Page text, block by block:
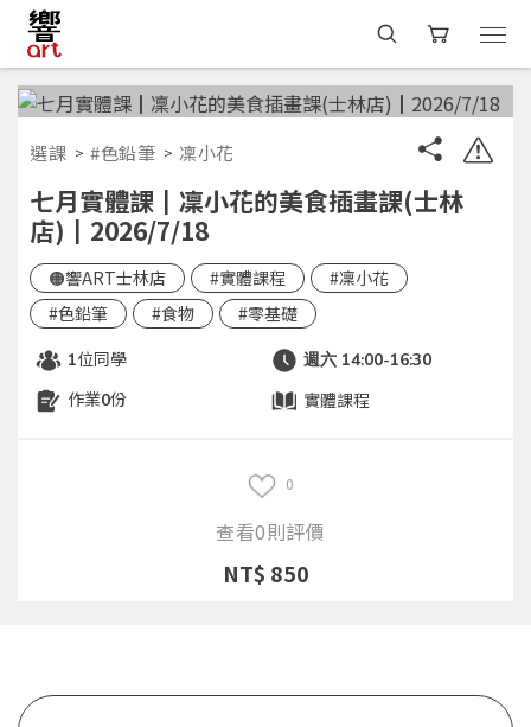
選課 #色鉛筆 凜小花
七月實體課┃凜小花的美食插畫課(士林
店)┃2026/7/18
🟠響ART士林店 #實體課程
#凜小花
#色鉛筆
#食物 #零基礎
1位同學 週六 14:00-16:30
作業0份 實體課程
0
查看0則評價
NT$ 850